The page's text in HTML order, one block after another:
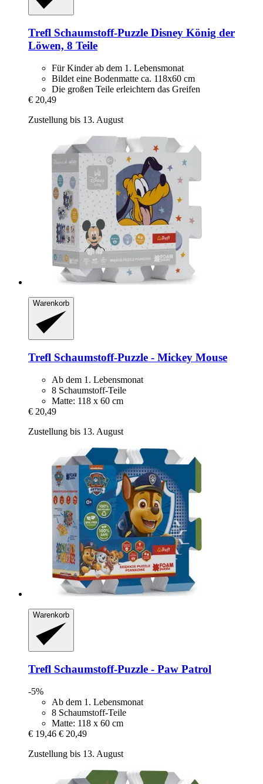
Trefl Schaumstoff-​Puzzle Disney König der
Löwen, 8 Teile
Für Kinder ab dem 1. Lebensmonat
Bildet eine Bodenmatte ca. 118x60 cm
Die großen Teile erleichtern das Greifen
€ 20,49
Zustellung bis 13. August
Warenkorb
Trefl Schaumstoff-​Puzzle -​ Mickey Mouse
Ab dem 1. Lebensmonat
8 Schaumstoff-Teile
Matte: 118 x 60 cm
€ 20,49
Zustellung bis 13. August
Warenkorb
Trefl Schaumstoff-​Puzzle -​ Paw Patrol
-5%
Ab dem 1. Lebensmonat
8 Schaumstoff-Teile
Matte: 118 x 60 cm
€ 19,46 € 20,49
Zustellung bis 13. August